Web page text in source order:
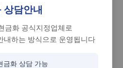
상담안내
금화 공식지정업체로
내하는 방식으로 운영됩니다
금화 상담 가능